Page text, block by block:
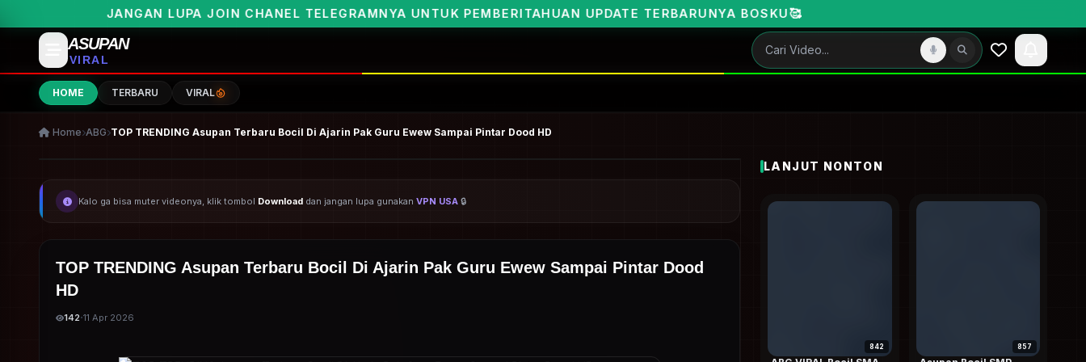
LUPA JOIN CHANEL TELEGRAMNYA UNTUK PEMBERITAHUAN UPDATE TERBARUNYA BOSKU🥰
ASUPAN
VIRAL
HOME TERBARU VIRAL
Home ABG TOP TRENDING Asupan Terbaru Bocil Di Ajarin Pak Guru Ewew Sampai Pintar Dood HD
Kalo ga bisa muter videonya, klik tombol Download dan jangan lupa gunakan VPN USA 🔒
TOP TRENDING Asupan Terbaru Bocil Di Ajarin Pak Guru Ewew Sampai Pintar Dood
HD
142·11 Apr 2026
LANJUT NONTON
842 857